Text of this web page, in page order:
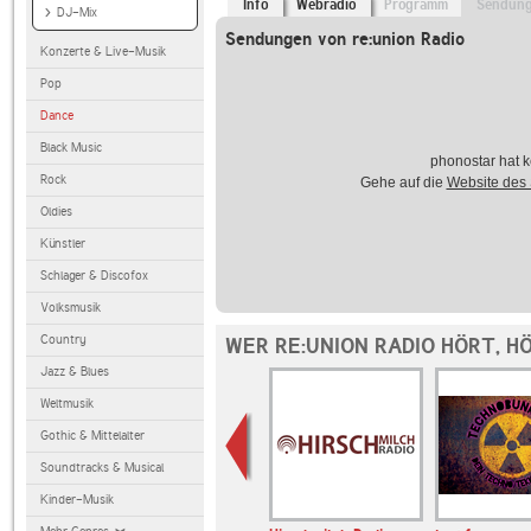
DJ-Mix
Konzerte & Live-Musik
Pop
Dance
Black Music
Rock
Oldies
Künstler
Schlager & Discofox
Volksmusik
Country
Jazz & Blues
Weltmusik
Gothic & Mittelalter
Soundtracks & Musical
Kinder-Musik
Info Webradio Programm
Sendungen von re:union Radio
phonostar hat
Gehe auf die Website des
WER RE:UNION RADIO HÖRT,